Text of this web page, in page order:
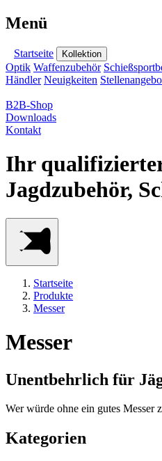
Menü
Startseite Kollektion
Optik Waffenzubehör
Händler Neuigkeiten
B2B-Shop
Downloads
Kontakt
Ihr
Jagdzubehör,
Startseite
Produkte
Messer
Messer
Unentbehrlich für
Wer würde ohne ein gutes Messer
Kategorien